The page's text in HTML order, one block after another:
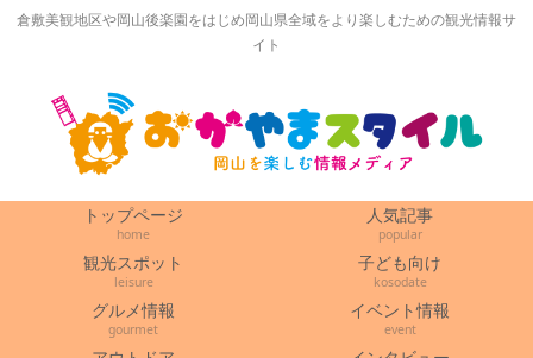
倉敷美観地区や岡山後楽園をはじめ岡山県全域をより楽しむための観光情報サ
イト
トップページ
home
人気記事
popular
観光スポット
leisure
子ども向け
kosodate
グルメ情報
gourmet
イベント情報
event